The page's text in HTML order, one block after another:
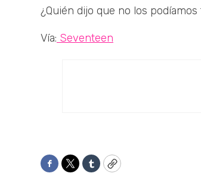
¿Quién dijo que no los
Vía: Seventeen
Facebook
TwitterTumblrCopy